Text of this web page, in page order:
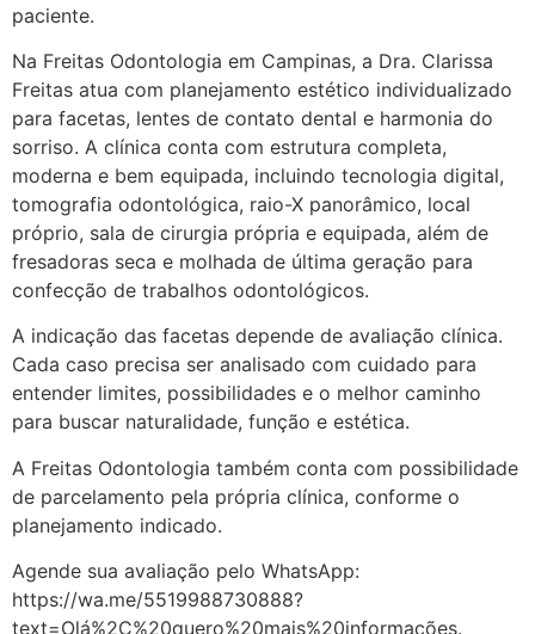
paciente.
Na Freitas Odontologia em Campinas, a Dra. Clarissa
Freitas atua com planejamento estético individualizado
para facetas, lentes de contato dental e harmonia do
sorriso. A clínica conta com estrutura completa,
moderna e bem equipada, incluindo tecnologia digital,
tomografia odontológica, raio-X panorâmico, local
próprio, sala de cirurgia própria e equipada, além de
fresadoras seca e molhada de última geração para
confecção de trabalhos odontológicos.
A indicação das facetas depende de avaliação clínica.
Cada caso precisa ser analisado com cuidado para
entender limites, possibilidades e o melhor caminho
para buscar naturalidade, função e estética.
A Freitas Odontologia também conta com possibilidade
de parcelamento pela própria clínica, conforme o
planejamento indicado.
Agende sua avaliação pelo WhatsApp:
https://wa.me/5519988730888?
text=Olá%2C%20quero%20mais%20informações.